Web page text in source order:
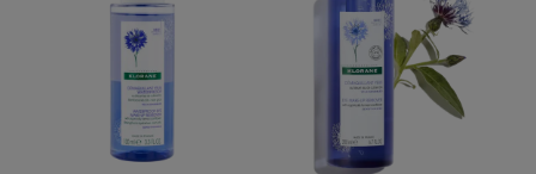
waterproof
au
Bleuet
BIO
Bleuet
BIO